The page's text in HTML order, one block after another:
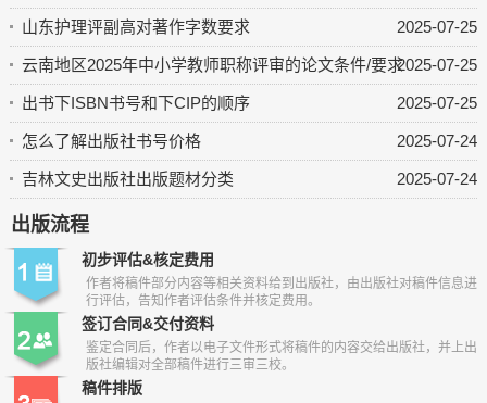
2025-07-25
山东护理评副高对著作字数要求
2025-07-25
云南地区2025年中小学教师职称评审的论文条件/要求
2025-07-25
出书下ISBN书号和下CIP的顺序
2025-07-24
怎么了解出版社书号价格
2025-07-24
吉林文史出版社出版题材分类
出版流程
初步评估&核定费用
作者将稿件部分内容等相关资料给到出版社，由出版社对稿件信息进
行评估，告知作者评估条件并核定费用。
签订合同&交付资料
鉴定合同后，作者以电子文件形式将稿件的内容交给出版社，并上出
版社编辑对全部稿件进行三审三校。
稿件排版